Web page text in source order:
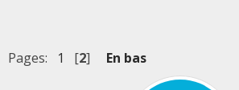
Pages: 1 [2] En bas